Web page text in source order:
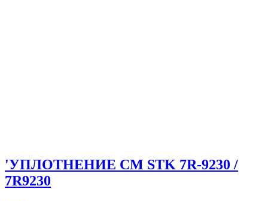
'УПЛОТНЕНИЕ CM STK 7R-9230 /
7R9230